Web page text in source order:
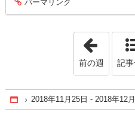
entry1359
パーマリンク
「
前の週 記
Home
2018年11月25日 - 2018年12